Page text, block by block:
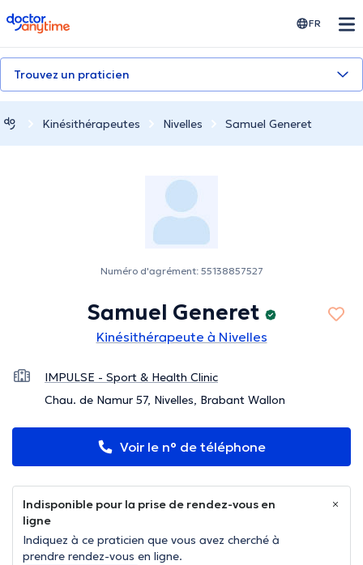
doctoranytime FR
Trouvez un praticien
Kinésithérapeutes Nivelles Samuel Generet
Numéro d'agrément: 55138857527
Samuel Generet
Kinésithérapeute à Nivelles
IMPULSE - Sport & Health Clinic
Chau. de Namur 57, Nivelles, Brabant Wallon
Voir le n° de téléphone
Indisponible pour la prise de rendez-vous en
ligne
Indiquez à ce praticien que vous avez cherché à
prendre rendez-vous en ligne.